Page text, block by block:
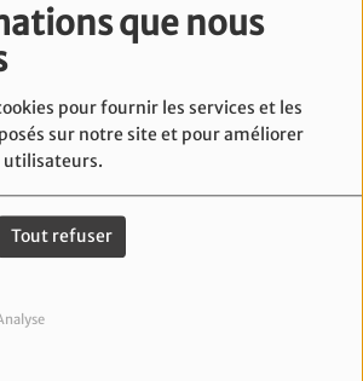
que nous
pour fournir les services et les
sur notre site et pour améliorer
utilisateurs.
Tout refuser